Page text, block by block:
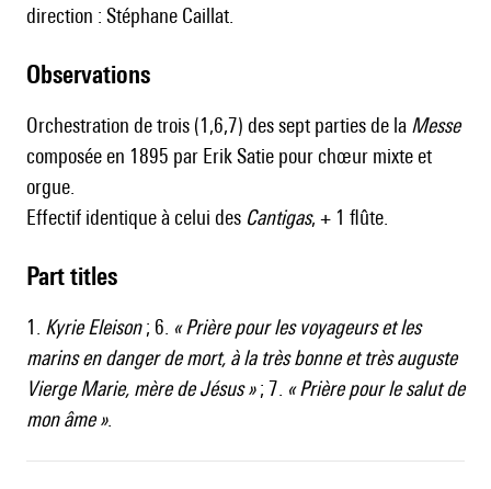
direction : Stéphane Caillat.
observations
Orchestration de trois (1,6,7) des sept parties de la Messe
composée en 1895 par Erik Satie pour chœur mixte et
orgue.
Effectif identique à celui des Cantigas, + 1 flûte.
Part titles
1. Kyrie Eleison; 6. « Prière pour les voyageurs et les
marins en danger de mort, à la très bonne et très auguste
Vierge Marie, mère de Jésus »; 7. « Prière pour le salut de
mon âme ».